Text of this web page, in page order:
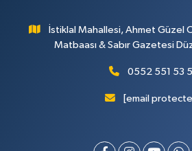
İstiklal Mahallesi, Ahmet Güzel
Matbaası & Sabır Gazetesi
0552 551 53
[email